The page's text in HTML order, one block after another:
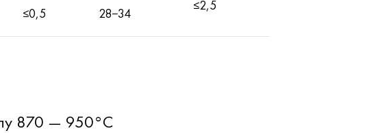
≤0,5 28−34
≤2,5
870 — 950°C